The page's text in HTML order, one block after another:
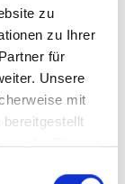
zu
zu Ihrer
für
Unsere
mit
der Dienste
mit
dieses
deiner